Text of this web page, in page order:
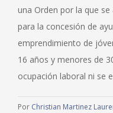
una Orden por la que
para la concesión de
emprendimiento de
16 años y menores de
ocupación laboral ni se
Por Christian Martinez